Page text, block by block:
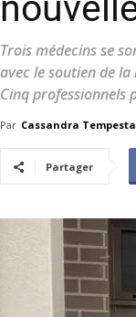
Trois médecins se
avec le soutien de
Cinq professionnels
Par Cassandra Tempesta
Partager